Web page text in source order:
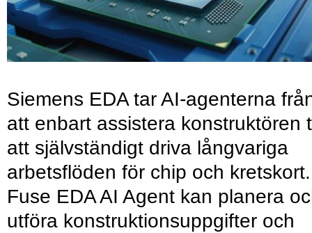
Siemens EDA tar AI-agenterna
att enbart assistera konstruktören
att självständigt driva långvariga
arbetsflöden för chip och kretskort.
Fuse EDA AI Agent kan planera
utföra konstruktionsuppgifter och